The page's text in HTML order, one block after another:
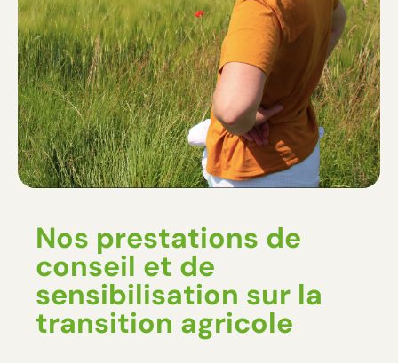
Nos prestations de
conseil et de
sensibilisation sur la
transition agricole